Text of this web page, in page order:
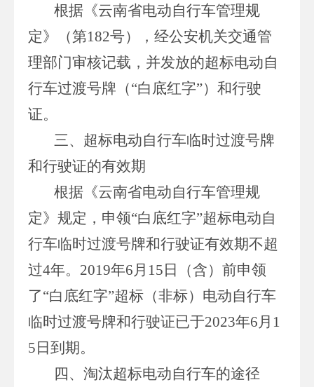
根据《云南省电动自行车管理规
定》（第182号），经公安机关交通管
理部门审核记载，并发放的超标电动自
行车过渡号牌（“白底红字”）和行驶
证。
三、超标电动自行车临时过渡号牌
和行驶证的有效期
根据《云南省电动自行车管理规
定》规定，申领“白底红字”超标电动自
行车临时过渡号牌和行驶证有效期不超
过4年。2019年6月15日（含）前申领
了“白底红字”超标（非标）电动自行车
临时过渡号牌和行驶证已于2023年6月1
5日到期。
四、淘汰超标电动自行车的途径